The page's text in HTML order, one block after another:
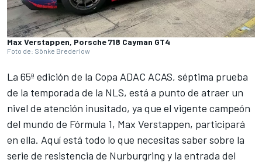
Max Verstappen, Porsche 718 Cayman GT4
Foto de: Sönke Brederlow
La 65ª edición de la Copa ADAC ACAS, séptima prueba
de la temporada de la NLS, está a punto de atraer un
nivel de atención inusitado, ya que el vigente campeón
del mundo de Fórmula 1, Max Verstappen, participará
en ella. Aquí está todo lo que necesitas saber sobre la
serie de resistencia de Nurburgring y la entrada del